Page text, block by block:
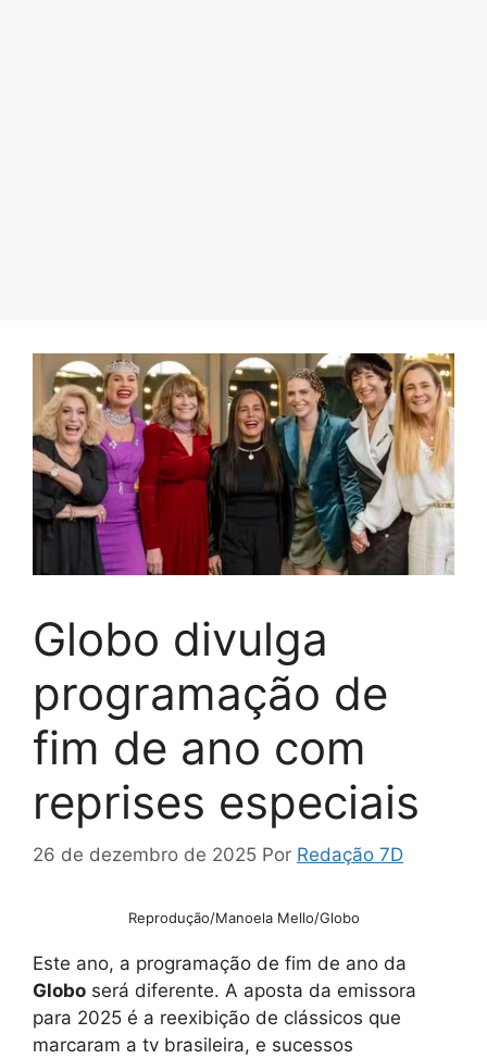
Globo divulga
programação de
fim de ano com
reprises especiais
26 de dezembro de 2025 Por Redação 7D
Reprodução/Manoela Mello/Globo
Este ano, a programação de fim de ano da
Globo será diferente. A aposta da emissora
para 2025 é a reexibição de clássicos que
marcaram a tv brasileira, e sucessos